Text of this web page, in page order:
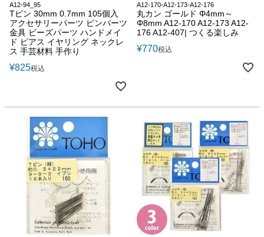
A12-94_95
Tピン 30mm 0.7mm 105個入
アクセサリーパーツ ピンパーツ
金具 ビーズパーツ ハンドメイ
ド ピアス イヤリング ネックレ
ス 手芸材料 手作り
¥825税込
A12-170-A12-173-A12-176
丸カン ゴールド Φ4mm～
Φ8mm A12-170 A12-173 A12-
176 A12-407| つくる楽しみ
¥770税込